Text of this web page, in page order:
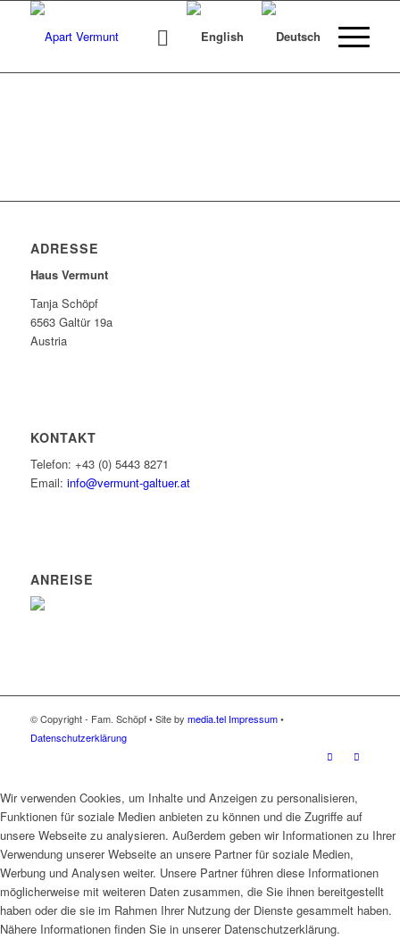
ADRESSE
Haus Vermunt
Tanja Schöpf
6563 Galtür 19a
Austria
KONTAKT
Telefon: +43 (0) 5443 8271
Email: info@vermunt-galtuer.at
ANREISE
© Copyright - Fam. Schöpf • Site by media.tel Impressum•
Datenschutzerklärung
Wir verwenden Cookies, um Inhalte und Anzeigen zu personalisieren,
Funktionen für soziale Medien anbieten zu können und die Zugriffe auf
unsere Webseite zu analysieren. Außerdem geben wir Informationen zu Ihrer
Verwendung unserer Webseite an unsere Partner für soziale Medien,
Werbung und Analysen weiter. Unsere Partner führen diese Informationen
möglicherweise mit weiteren Daten zusammen, die Sie ihnen bereitgestellt
haben oder die sie im Rahmen Ihrer Nutzung der Dienste gesammelt haben.
Nähere Informationen finden Sie in unserer Datenschutzerklärung.